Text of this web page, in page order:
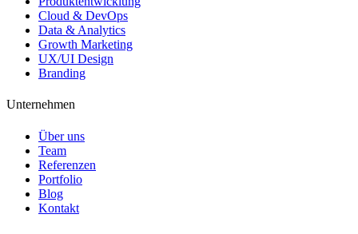
Cloud & DevOps
Data & Analytics
Growth Marketing
UX/UI Design
Branding
Unternehmen
Über uns
Team
Referenzen
Portfolio
Blog
Kontakt